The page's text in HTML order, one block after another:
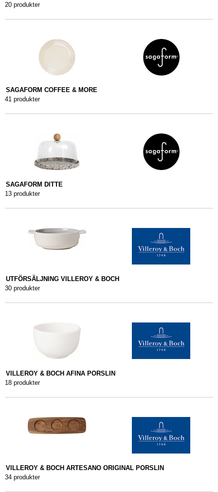
20 produkter
SAGAFORM COFFEE & MORE
41 produkter
SAGAFORM DITTE
13 produkter
UTFÖRSÄLJNING VILLEROY & BOCH
30 produkter
VILLEROY & BOCH AFINA PORSLIN
18 produkter
VILLEROY & BOCH ARTESANO ORIGINAL PORSLIN
34 produkter